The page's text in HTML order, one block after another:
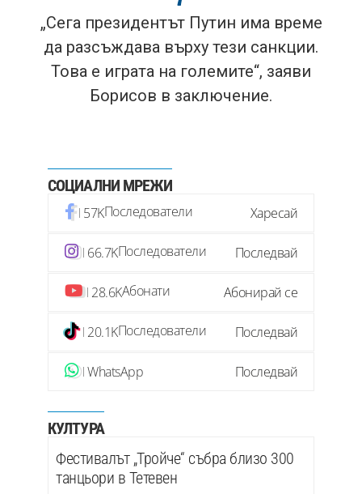
„Сега президентът Путин има време
да разсъждава върху тези санкции.
Това е играта на големите“, заяви
Борисов в заключение.
СОЦИАЛНИ МРЕЖИ
57KПоследователи Харесай
66.7KПоследователи Последвай
28.6KАбонати Абонирай се
20.1KПоследователи Последвай
WhatsApp Последвай
КУЛТУРА
Фестивалът „Тройче“ събра близо 300
танцьори в Тетевен